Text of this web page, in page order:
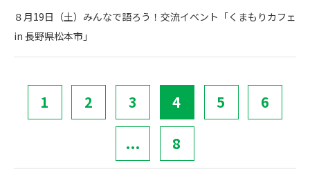
８月19日（土）みんなで語ろう！交流イベント「くまもりカフェ
in 長野県松本市」
1 2 3 4 5 6
... 8